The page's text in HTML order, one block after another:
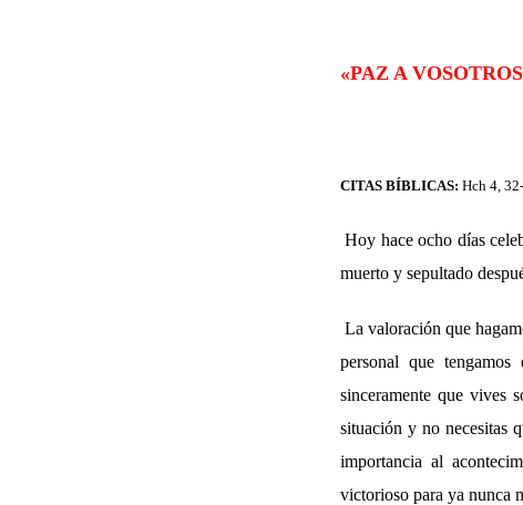
«PAZ A
CITAS BÍBLICAS: Hch 4,
Hoy hace ocho días
muerto y sepultado
La valoración que
personal que
sinceramente que vives
situación y no necesitas
importancia al
victorioso para ya nunca